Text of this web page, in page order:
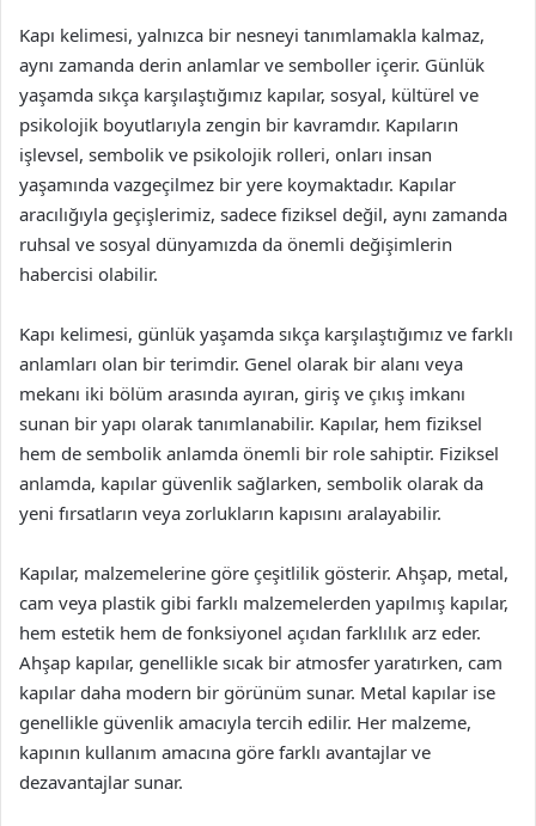
Kapı kelimesi, yalnızca bir nesneyi tanımlamakla kalmaz,
aynı zamanda derin anlamlar ve semboller içerir. Günlük
yaşamda sıkça karşılaştığımız kapılar, sosyal, kültürel ve
psikolojik boyutlarıyla zengin bir kavramdır. Kapıların
işlevsel, sembolik ve psikolojik rolleri, onları insan
yaşamında vazgeçilmez bir yere koymaktadır. Kapılar
aracılığıyla geçişlerimiz, sadece fiziksel değil, aynı zamanda
ruhsal ve sosyal dünyamızda da önemli değişimlerin
habercisi olabilir.
Kapı kelimesi, günlük yaşamda sıkça karşılaştığımız ve farklı
anlamları olan bir terimdir. Genel olarak bir alanı veya
mekanı iki bölüm arasında ayıran, giriş ve çıkış imkanı
sunan bir yapı olarak tanımlanabilir. Kapılar, hem fiziksel
hem de sembolik anlamda önemli bir role sahiptir. Fiziksel
anlamda, kapılar güvenlik sağlarken, sembolik olarak da
yeni fırsatların veya zorlukların kapısını aralayabilir.
Kapılar, malzemelerine göre çeşitlilik gösterir. Ahşap, metal,
cam veya plastik gibi farklı malzemelerden yapılmış kapılar,
hem estetik hem de fonksiyonel açıdan farklılık arz eder.
Ahşap kapılar, genellikle sıcak bir atmosfer yaratırken, cam
kapılar daha modern bir görünüm sunar. Metal kapılar ise
genellikle güvenlik amacıyla tercih edilir. Her malzeme,
kapının kullanım amacına göre farklı avantajlar ve
dezavantajlar sunar.